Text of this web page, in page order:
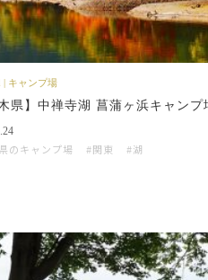
| キャンプ場
木県】中禅寺湖 菖蒲ヶ浜キャンプ
のキャンプ場 関東 湖